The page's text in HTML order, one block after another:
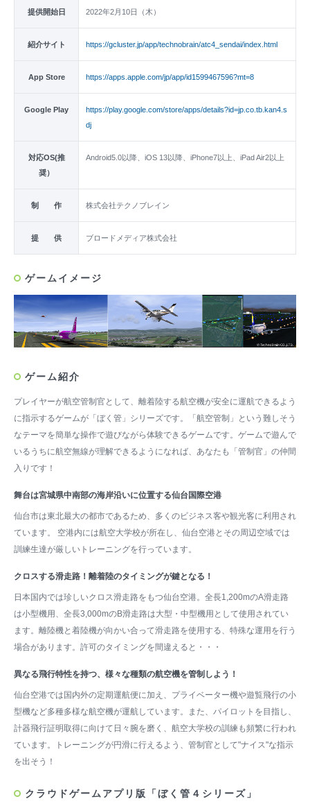
提供開始日 2022年2月10日（木）
紹介サイト https://gcluster.jp/app/technobrain/atc4_sendai/index.html
App Store https://apps.apple.com/jp/app/id1599467596?mt=8
Google Play
https://play.google.com/store/apps/details?id=jp.co.tb.kan4.s
dj
対応OS(推
奨）
Android5.0以降、iOS 13以降、iPhone7以上、iPad Air2以上
制 作 株式会社テクノブレイン
提 供 ブロードメディア株式会社
ゲームイメージ
ゲーム紹介
プレイヤーが航空管制官として、離着陸する航空機が安全に運航できるよう
に指示するゲームが「ぼく管」シリーズです。「航空管制」という難しそう
なテーマを簡単な操作で遊びながら体験できるゲームです。ゲームで遊んで
いるうちに航空無線が理解できるようになれば、あなたも「管制官」の仲間
入りです！
舞台は宮城県中南部の海岸沿いに位置する仙台国際空港
仙台市は東北最大の都市であるため、多くのビジネス客や観光客に利用され
ています。 空港内には航空大学校が所在し、仙台空港とその周辺空域では
訓練生達が厳しいトレーニングを行っています。
クロスする滑走路！離着陸のタイミングが鍵となる！
日本国内では珍しいクロス滑走路をもつ仙台空港。全長1,200mのA滑走路
は小型機用、全長3,000mのB滑走路は大型・中型機用として使用されてい
ます。離陸機と着陸機が向かい合って滑走路を使用する、特殊な運用を行う
場合があります。許可のタイミングを間違えると・・・
異なる飛行特性を持つ、様々な種類の航空機を管制しよう！
仙台空港では国内外の定期運航便に加え、プライベーター機や遊覧飛行の小
型機など多種多様な航空機が運航しています。また、パイロットを目指し、
計器飛行証明取得に向けて日々腕を磨く、航空大学校の訓練も頻繁に行われ
ています。トレーニングが円滑に行えるよう、管制官として"ナイス"な指示
を出そう！
クラウドゲームアプリ版「ぼく管４シリーズ」